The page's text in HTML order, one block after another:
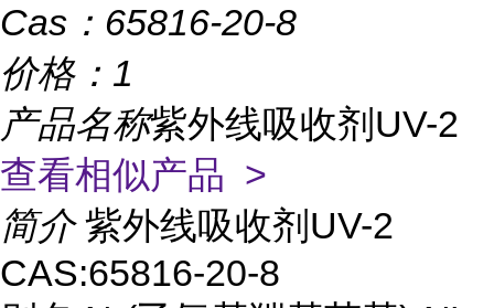
Cas： 65816-20-8
价格： 1
产品名称紫外线吸收剂UV-2
查看相似产品 >
简介 紫外线吸收剂UV-2
CAS:65816-20-8